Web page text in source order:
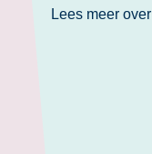
Lees meer over